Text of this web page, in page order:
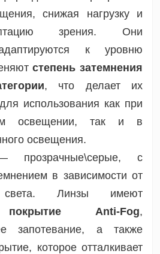
снижая нагрузку и
зрения. Они
к уровню
степень затемнения
, что делает их
использования как при
освещении, так и в
освещения.
с
в зависимости от
света. Линзы имеют
покрытие Anti-Fog,
запотевание, а также
которое отталкивает